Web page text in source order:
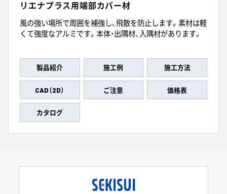
リエナプラス用端部カバー材
風の強い場所で周囲を補強し、飛散を防止します。素材は軽
くて強度なアルミです。本体・出隅材、入隅材があります。
製品紹介 施工例 施工方法
CAD（2D） ご注意 価格表
カタログ